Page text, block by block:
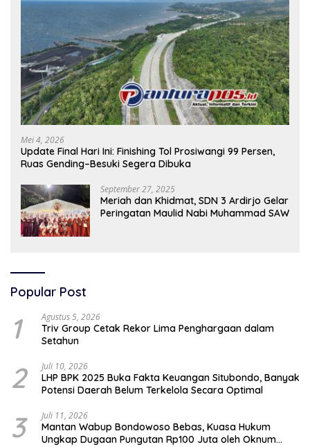
Mei 4, 2026
Update Final Hari Ini: Finishing Tol Prosiwangi 99 Persen,
Ruas Gending–Besuki Segera Dibuka
September 27, 2025
Meriah dan Khidmat, SDN 3 Ardirjo Gelar
Peringatan Maulid Nabi Muhammad SAW
Popular Post
1 Agustus 5, 2026
Triv Group Cetak Rekor Lima Penghargaan dalam
Setahun
2 Juli 10, 2026
LHP BPK 2025 Buka Fakta Keuangan Situbondo, Banyak
Potensi Daerah Belum Terkelola Secara Optimal
3 Juli 11, 2026
Mantan Wabup Bondowoso Bebas, Kuasa Hukum
Ungkap Dugaan Pungutan Rp100 Juta oleh Oknum